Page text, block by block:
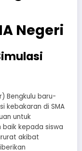
Negeri
Bengkulu baru-
kebakaran di SMA
untuk
kepada siswa
akibat